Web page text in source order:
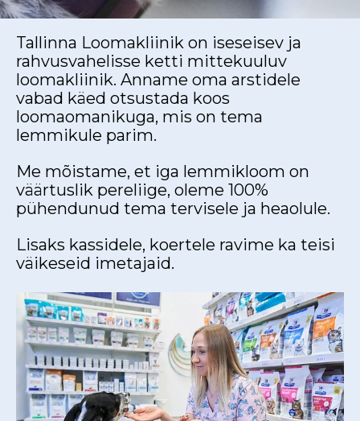
Tallinna Loomakliinik on iseseisev ja
rahvusvahelisse ketti mittekuuluv
loomakliinik. Anname oma arstidele
vabad käed otsustada koos
loomaomanikuga, mis on tema
lemmikule parim.
Me mõistame, et iga lemmikloom on
väärtuslik pereliige, oleme 100%
pühendunud tema tervisele ja heaolule.
Lisaks kassidele, koertele ravime ka teisi
väikeseid imetajaid.